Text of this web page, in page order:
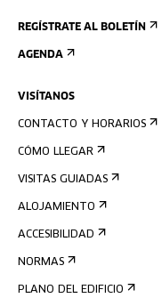
REGÍSTRATE AL BOLETÍN
AGENDA
VISÍTANOS
CONTACTO Y HORARIOS
CÓMO LLEGAR
VISITAS GUIADAS
ALOJAMIENTO
ACCESIBILIDAD
NORMAS
PLANO DEL EDIFICIO